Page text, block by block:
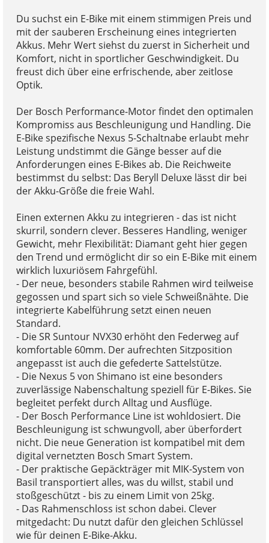
Du suchst ein E-Bike mit einem stimmigen Preis und
mit der sauberen Erscheinung eines integrierten
Akkus. Mehr Wert siehst du zuerst in Sicherheit und
Komfort, nicht in sportlicher Geschwindigkeit. Du
freust dich über eine erfrischende, aber zeitlose
Optik.
Der Bosch Performance-Motor findet den optimalen
Kompromiss aus Beschleunigung und Handling. Die
E-Bike spezifische Nexus 5-Schaltnabe erlaubt mehr
Leistung undstimmt die Gänge besser auf die
Anforderungen eines E-Bikes ab. Die Reichweite
bestimmst du selbst: Das Beryll Deluxe lässt dir bei
der Akku-Größe die freie Wahl.
Einen externen Akku zu integrieren - das ist nicht
skurril, sondern clever. Besseres Handling, weniger
Gewicht, mehr Flexibilität: Diamant geht hier gegen
den Trend und ermöglicht dir so ein E-Bike mit einem
wirklich luxuriösem Fahrgefühl.
- Der neue, besonders stabile Rahmen wird teilweise
gegossen und spart sich so viele Schweißnähte. Die
integrierte Kabelführung setzt einen neuen
Standard.
- Die SR Suntour NVX30 erhöht den Federweg auf
komfortable 60mm. Der aufrechten Sitzposition
angepasst ist auch die gefederte Sattelstütze.
- Die Nexus 5 von Shimano ist eine besonders
zuverlässige Nabenschaltung speziell für E-Bikes. Sie
begleitet perfekt durch Alltag und Ausflüge.
- Der Bosch Performance Line ist wohldosiert. Die
Beschleunigung ist schwungvoll, aber überfordert
nicht. Die neue Generation ist kompatibel mit dem
digital vernetzten Bosch Smart System.
- Der praktische Gepäckträger mit MIK-System von
Basil transportiert alles, was du willst, stabil und
stoßgeschützt - bis zu einem Limit von 25kg.
- Das Rahmenschloss ist schon dabei. Clever
mitgedacht: Du nutzt dafür den gleichen Schlüssel
wie für deinen E-Bike-Akku.